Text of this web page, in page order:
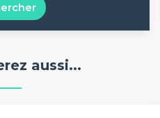
aussi...